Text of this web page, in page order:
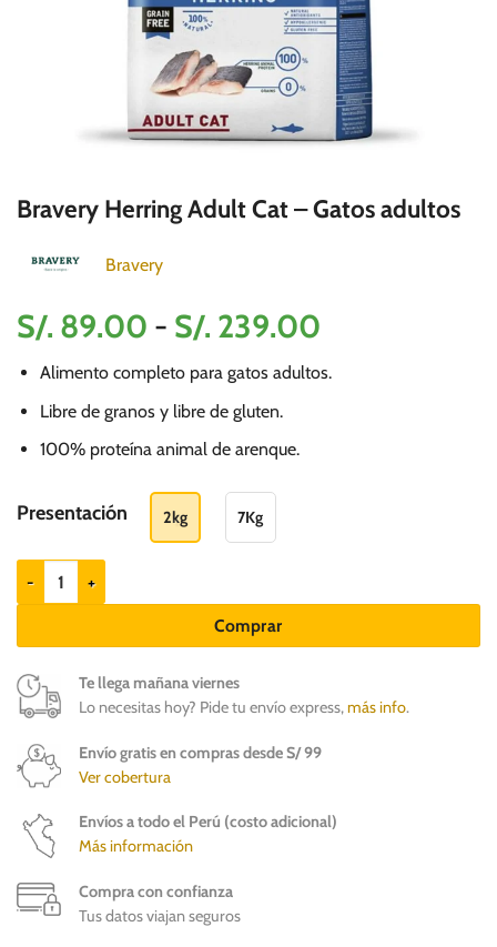
Bravery Herring Adult Cat – Gatos adultos
Bravery
S/. 89.00 - S/. 239.00
precios:
Alimento completo para gatos adultos.
Libre de granos y libre de gluten.
100% proteína animal de arenque.
Presentación 2kg 7Kg
Bravery Herring Adult Cat - Gatos adultos cantidad
Comprar
Te llega mañana viernes
Lo necesitas hoy? Pide tu envío express,más info.
Envío gratis en compras desde S/ 99
Ver cobertura
Envíos a todo el Perú (costo adicional)
Más información
Compra con confianza
Tus datos viajan seguros